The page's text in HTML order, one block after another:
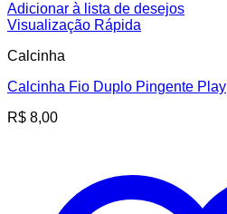
Adicionar à lista de desejos
Visualização Rápida
Calcinha
Calcinha Fio Duplo Pingente Play
R$ 8,00